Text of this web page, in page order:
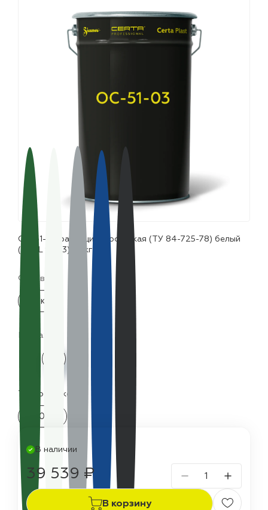
и эмали
ОС-51-03 радиационностойкая (ТУ 84-725-78) белый
(~RAL 9003), 25кг
Фасовка:
25 кг
Цвета:
Термостойкость:
300 °C
В наличии
39 539 ₽
В корзину